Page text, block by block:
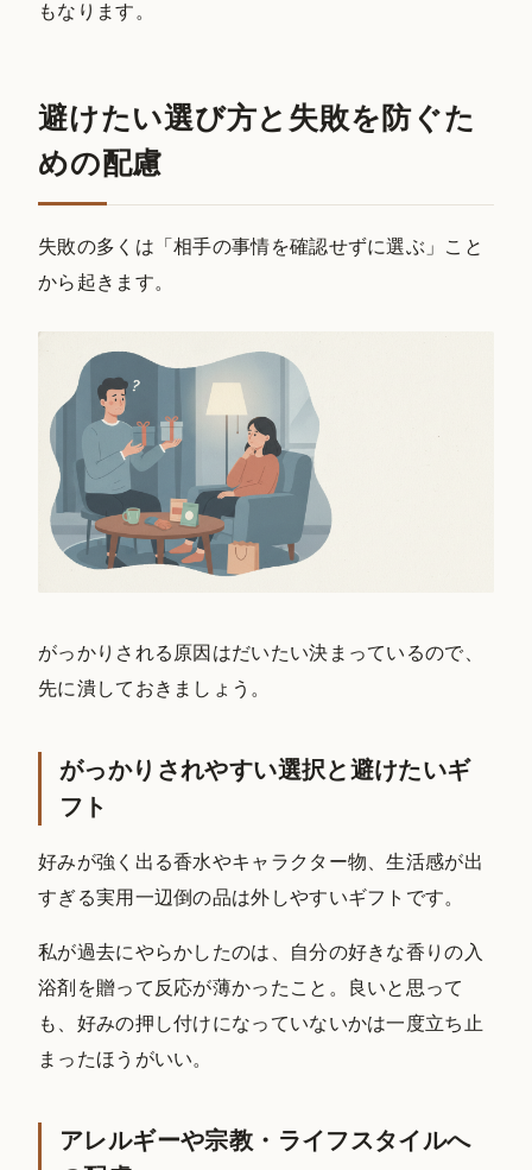
もなります。
避けたい選び方と失敗を防ぐた
めの配慮
失敗の多くは「相手の事情を確認せずに選ぶ」こと
から起きます。
がっかりされる原因はだいたい決まっているので、
先に潰しておきましょう。
がっかりされやすい選択と避けたいギ
フト
好みが強く出る香水やキャラクター物、生活感が出
すぎる実用一辺倒の品は外しやすいギフトです。
私が過去にやらかしたのは、自分の好きな香りの入
浴剤を贈って反応が薄かったこと。良いと思って
も、好みの押し付けになっていないかは一度立ち止
まったほうがいい。
アレルギーや宗教・ライフスタイルへ